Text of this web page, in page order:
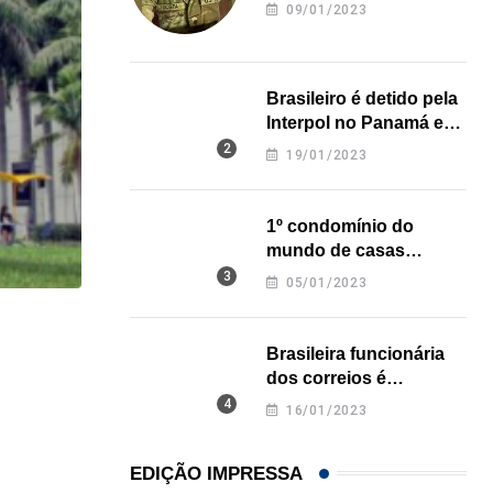
Açaí é reconhecido oficialmente como fruto
09/01/2023
Brasileiro é detido pela
Interpol no Panamá e
pode pegar prisão
19/01/2023
1º condomínio do
mundo de casas
impressas em 3D é
05/01/2023
Brasileira funcionária
dos correios é
assassinada a facadas
16/01/2023
EDIÇÃO IMPRESSA